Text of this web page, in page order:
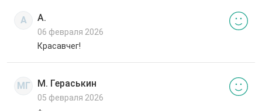
А А.
06 февраля 2026
Красавчег!
МГ М. Гераськин
05 февраля 2026